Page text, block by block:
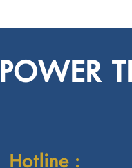
POWER
Hotline :